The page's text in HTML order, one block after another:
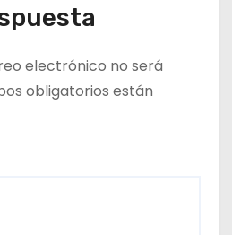
electrónico no será
obligatorios están